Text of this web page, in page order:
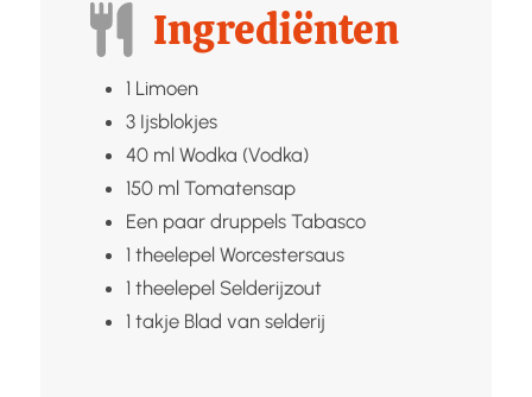
Ingrediënten
1 Limoen
3 Ijsblokjes
40 ml Wodka (Vodka)
150 ml Tomatensap
Een paar druppels Tabasco
1 theelepel Worcestersaus
1 theelepel Selderijzout
1 takje Blad van selderij